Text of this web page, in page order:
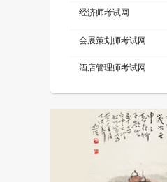
经济师考试网
会展策划师考试网
酒店管理师考试网
儿童画考级网
健身教练网
中餐工艺师考试网
Web前端工程师考试网